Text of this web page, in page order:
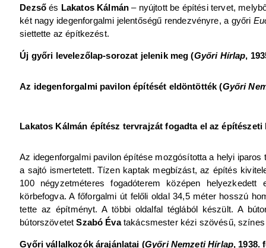
Dezső és Lakatos Kálmán – nyújtott be építési tervet,
két nagy idegenforgalmi jelentőségű rendezvényre, a győri
siettette az építkezést.
Új győri levelezőlap-sorozat jelenik meg (Győri Hírlap,
Az idegenforgalmi pavilon építését eldöntötték (Győri
Lakatos Kálmán építész tervrajzát fogadta el az
Az idegenforgalmi pavilon építése mozgósította a helyi
a sajtó ismertetett. Tízen kaptak megbízást, az építés
100 négyzetméteres fogadóterem középen
körbefogva. A főforgalmi út felőli oldal 34,5 méter hosszú
tette az építményt. A többi oldalfal téglából készült. A
bútorszövetetSzabó Évatakácsmester kézi szövésű, színes
Győri vállalkozók árajánlatai (Győri Nemzeti Hírlap, 1938.